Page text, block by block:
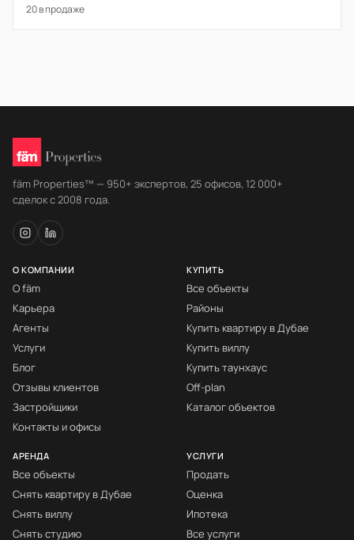
20 в продаже
fäm Properties™ — 950+ экспертов, 25 офисов, 12 000+
сделок с 2008 года.
О КОМПАНИИ
О fäm
Карьера
Агенты
Услуги
Блог
Отзывы клиентов
Застройщики
Контакты и офисы
КУПИТЬ
Все объекты
Районы
Купить квартиру в Дубае
Купить виллу
Купить таунхаус
Off-plan
Каталог объектов
АРЕНДА
Все объекты
Снять квартиру в Дубае
Снять виллу
Снять студию
УСЛУГИ
Продать
Оценка
Ипотека
Все услуги